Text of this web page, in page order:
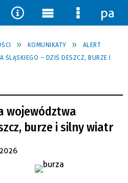
KOMUNIKATY
ALERT
ŚLĄSKIEGO – DZIŚ DESZCZ, BURZE I
województwa
burze i silny wiatr
Narzędzia
Menu
główne
Menu